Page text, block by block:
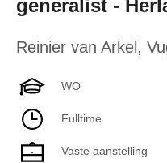
generalist -
Reinier van Arkel ,
WO
Fulltime
Vaste aanstelling